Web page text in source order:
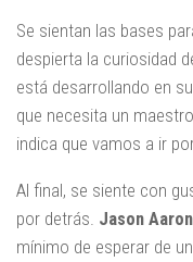
Se sientan las bases
despierta la curiosidad
está desarrollando en
que necesita un
indica que vamos a ir
Al final, se siente con
por detrás. Jason Aaron
mínimo de esperar de